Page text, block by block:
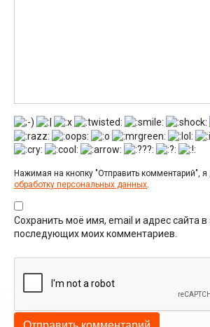
Нажимая на кнопку "Отправить комментарий",
обработку персональных данных.
Сохранить моё имя, email и адрес сайта
последующих моих комментариев.